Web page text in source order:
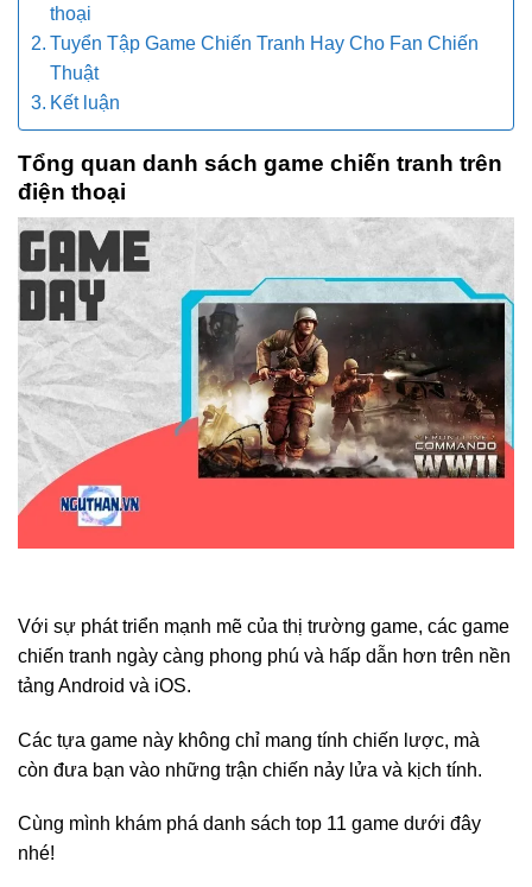
thoại
Tuyển Tập Game Chiến Tranh Hay Cho Fan Chiến
Thuật
Kết luận
Tổng quan danh sách game chiến tranh trên
điện thoại
Với sự phát triển mạnh mẽ của thị trường game, các game
chiến tranh ngày càng phong phú và hấp dẫn hơn trên nền
tảng Android và iOS.
Các tựa game này không chỉ mang tính chiến lược, mà
còn đưa bạn vào những trận chiến nảy lửa và kịch tính.
Cùng mình khám phá danh sách top 11 game dưới đây
nhé!